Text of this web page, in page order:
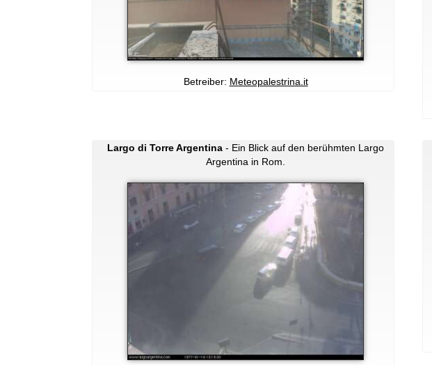
Betreiber: Meteopalestrina.it
Largo di Torre Argentina - Ein Blick auf den berühmten Largo
Argentina in Rom.